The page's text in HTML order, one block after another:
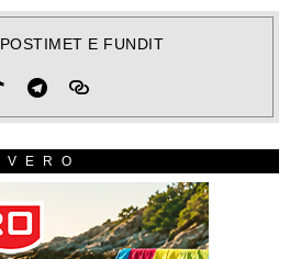
POSTIMET E FUNDIT
VERO